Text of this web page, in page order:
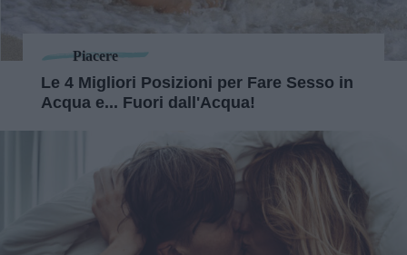
Piacere
Le 4 Migliori Posizioni per Fare Sesso in
Acqua e... Fuori dall'Acqua!